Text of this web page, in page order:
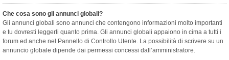
Che cosa sono gli annunci globali?
Gli annunci globali sono annunci che contengono informazioni molto importanti
e tu dovresti leggerli quanto prima. Gli annunci globali appaiono in cima a tutti i
forum ed anche nel Pannello di Controllo Utente. La possibilità di scrivere su un
annuncio globale dipende dai permessi concessi dall’amministratore.